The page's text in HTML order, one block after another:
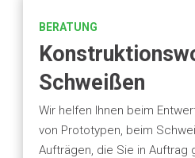
BERATUNG
Schweißen
Wir helfen Ihnen beim
von Prototypen, beim
Aufträgen, die Sie in Auftrag